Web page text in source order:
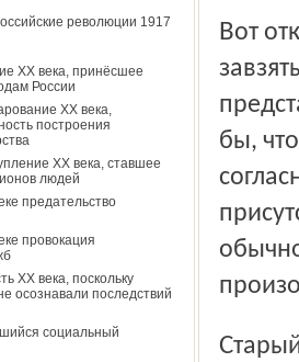
революции 1917
ХХ века, принёсшее
России
ХХ века,
построения
ХХ века, ставшее
людей
предательство
провокация
ХХ века, поскольку
осознавали последствий
социальный
Вот откуда мишка косолапый и многое другое, отчего у
бы,